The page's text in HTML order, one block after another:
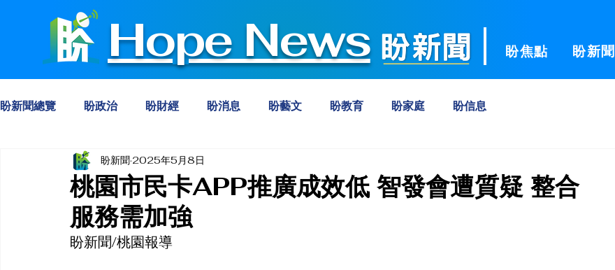
Hope News 盼焦點 盼新聞
盼新聞總覽 盼政治 盼財經 盼消息 盼藝文 盼教育 盼家庭 盼信息
桃園市民卡APP推廣成效低 智發會遭質疑 整合
服務需加強
盼新聞 2025年5月8日
盼新聞/桃園報導